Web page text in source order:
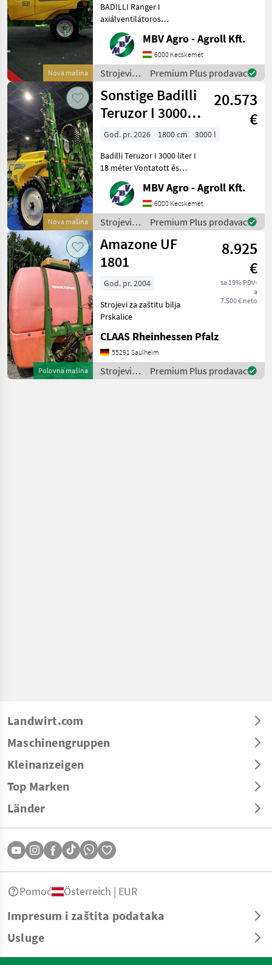
Nova mašina
BADILLI Ranger I
axiálventilátoros
permetező Kertészeti
permetezők széles
választéka, most hihetetlen
jó áron! A Badilli céget
1982-ben alapították
Törökországban.
MBV Agro - Agroll Kft.
6000 Kecskemét
Strojevi
za zaštitu
bilja /
Sonstige
Premium Plus prodavac
Nova mašina
Sonstige Badilli
Teruzor I 3000
liter I 18 méter
20.573
€
God. pr. 2026 1800 cm
3000 l
Badilli Teruzor I 3000 liter I
18 méter Vontatott és
függesztett permetezők
széles választéka, most
hihetetlen jó áron! A Badilli
céget 1982-ben alapították
Töröko
MBV Agro - Agroll Kft.
6000 Kecskemét
Strojevi
za zaštitu
bilja /
Sonstige
Premium Plus prodavac
Polovna mašina
Amazone UF
1801
8.925
€
sa 19% PDV-
a
7.500 € neto
God. pr. 2004
Strojevi za zaštitu bilja
Prskalice
CLAAS Rheinhessen Pfalz
55291 Saulheim
Strojevi
za zaštitu
Premium Plus prodavac
Landwirt.com
Maschinengruppen
Kleinanzeigen
Top Marken
Länder
Impresum i zaštita podataka
Usluge
Pomoć Österreich | EUR